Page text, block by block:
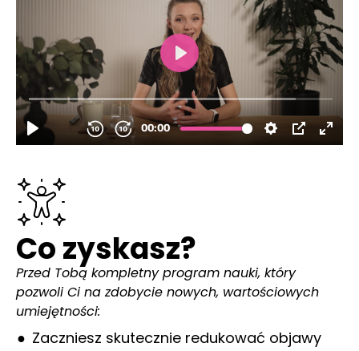
Co zyskasz?
Przed Tobą kompletny program nauki, który
pozwoli Ci na zdobycie nowych, wartościowych
umiejętności:
Zaczniesz skutecznie redukować objawy